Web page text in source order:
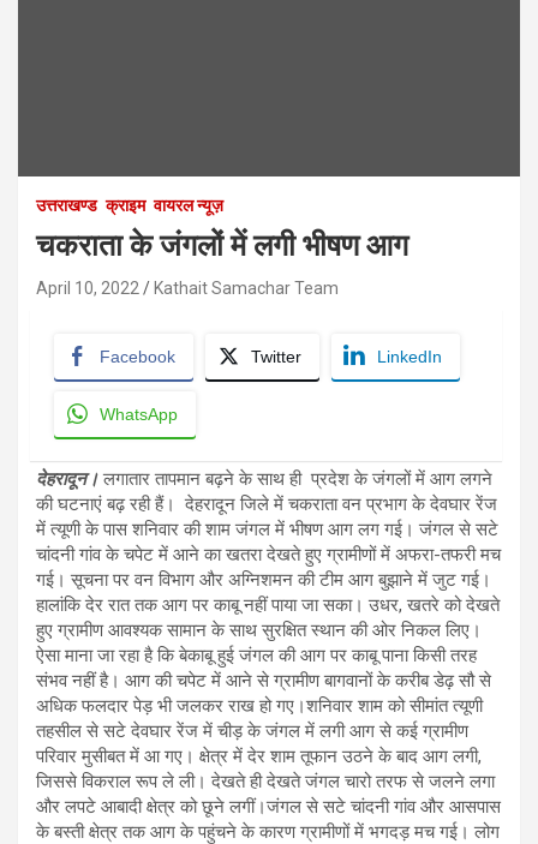
उत्तराखण्ड क्राइम वायरल न्यूज़
चकराता के जंगलों में लगी भीषण आग
April 10, 2022 Kathait Samachar Team
Facebook Twitter LinkedIn
WhatsApp
देहरादून।लगातार तापमान बढ़ने के साथ ही प्रदेश के जंगलों में आग लगने
की घटनाएं बढ़ रही हैं। देहरादून जिले में चकराता वन प्रभाग के देवघार रेंज
में त्यूणी के पास शनिवार की शाम जंगल में भीषण आग लग गई। जंगल से सटे
चांदनी गांव के चपेट में आने का खतरा देखते हुए ग्रामीणों में अफरा-तफरी मच
गई। सूचना पर वन विभाग और अग्निशमन की टीम आग बुझाने में जुट गई।
हालांकि देर रात तक आग पर काबू नहीं पाया जा सका। उधर, खतरे को देखते
हुए ग्रामीण आवश्यक सामान के साथ सुरक्षित स्थान की ओर निकल लिए।
ऐसा माना जा रहा है कि बेकाबू हुई जंगल की आग पर काबू पाना किसी तरह
संभव नहीं है। आग की चपेट में आने से ग्रामीण बागवानों के करीब डेढ़ सौ से
अधिक फलदार पेड़ भी जलकर राख हो गए।शनिवार शाम को सीमांत त्यूणी
तहसील से सटे देवघार रेंज में चीड़ के जंगल में लगी आग से कई ग्रामीण
परिवार मुसीबत में आ गए। क्षेत्र में देर शाम तूफान उठने के बाद आग लगी,
जिससे विकराल रूप ले ली। देखते ही देखते जंगल चारो तरफ से जलने लगा
और लपटे आबादी क्षेत्र को छूने लगीं।जंगल से सटे चांदनी गांव और आसपास
के बस्ती क्षेत्र तक आग के पहुंचने के कारण ग्रामीणों में भगदड़ मच गई। लोग